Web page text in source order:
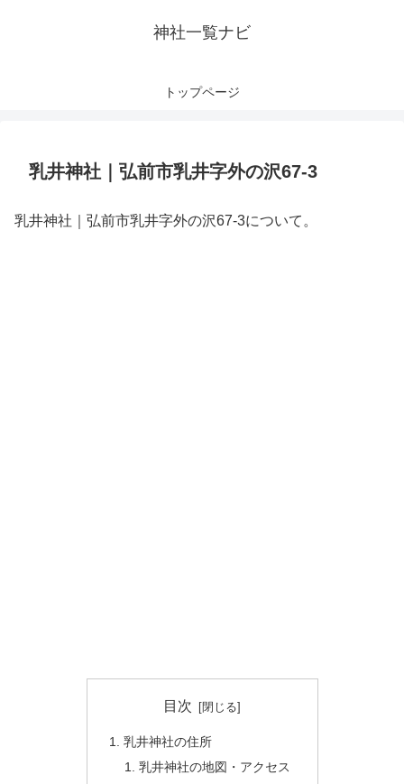
神社一覧ナビ
トップページ
乳井神社｜弘前市乳井字外の沢67-3
乳井神社｜弘前市乳井字外の沢67-3について。
目次
乳井神社の住所
乳井神社の地図・アクセス